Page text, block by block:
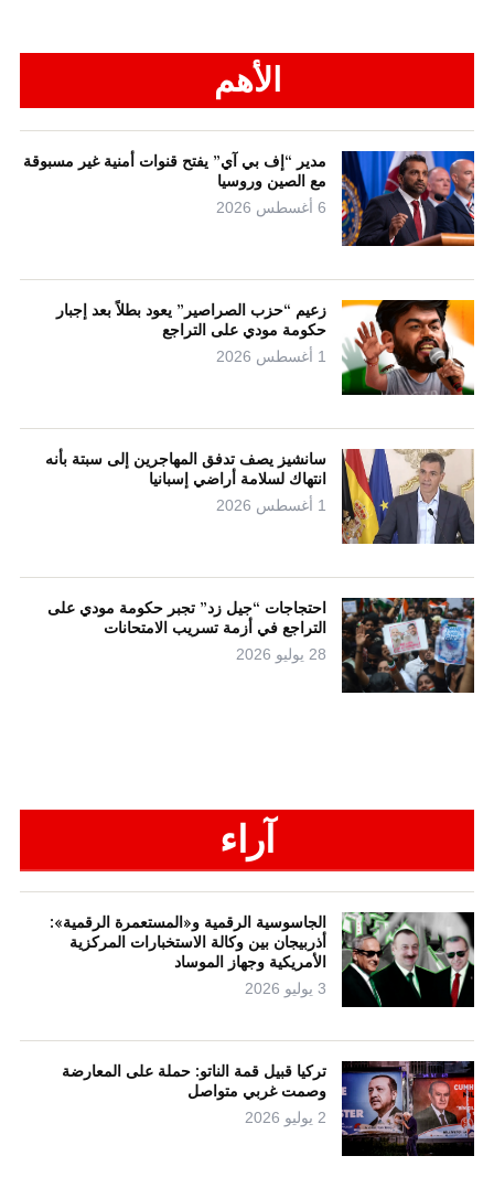
الأهم
مدير “إف بي آي” يفتح قنوات أمنية غير مسبوقة
مع الصين وروسيا
6 أغسطس 2026
زعيم “حزب الصراصير” يعود بطلاً بعد إجبار
حكومة مودي على التراجع
1 أغسطس 2026
سانشيز يصف تدفق المهاجرين إلى سبتة بأنه
انتهاك لسلامة أراضي إسبانيا
1 أغسطس 2026
احتجاجات “جيل زد” تجبر حكومة مودي على
التراجع في أزمة تسريب الامتحانات
28 يوليو 2026
آراء
الجاسوسية الرقمية و«المستعمرة الرقمية»:
أذربيجان بين وكالة الاستخبارات المركزية
الأمريكية وجهاز الموساد
3 يوليو 2026
تركيا قبيل قمة الناتو: حملة على المعارضة
وصمت غربي متواصل
2 يوليو 2026